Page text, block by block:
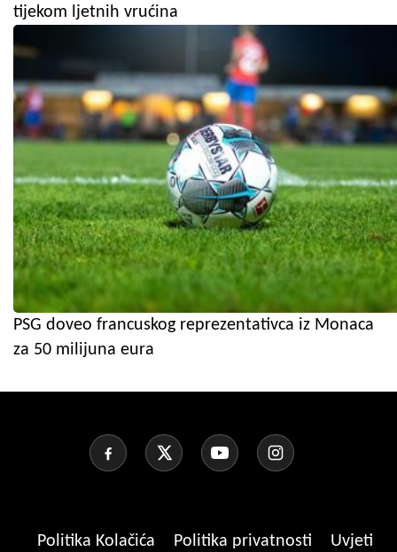
tijekom ljetnih vrućina
PSG doveo francuskog reprezentativca iz Monaca
za 50 milijuna eura
Politika Kolačića Politika privatnosti
Uvjeti